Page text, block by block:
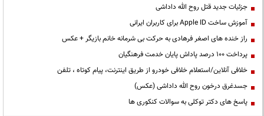
جزئیات جدید قتل روح الله داداشی
آموزش ساخت Apple ID برای کاربران ایرانی
راز خنده های اصغر فرهادی به حرکت بی شرمانه خانم بازیگر + عکس
پرداخت ۱۰۰ درصد پاداش پایان خدمت فرهنگیان
خلافی آنلاین/استعلام خلافی خودرو از طریق اینترنت، پیام کوتاه ، تلفن
جسدغرق درخون روح الله داداشی (عکس)
پاسخ های دکتر توکلی به سوالات کنکوری ها